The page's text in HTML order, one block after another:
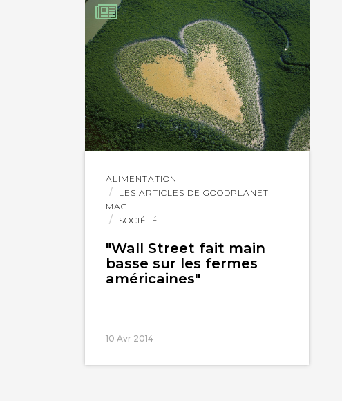
ALIMENTATION
LES ARTICLES DE GOODPLANET
MAG'
SOCIÉTÉ
"Wall Street fait main
basse sur les fermes
américaines"
10 Avr 2014
Lire
l'article